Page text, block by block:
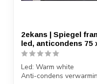
2ekans | Spiegel
led, anticondens 75
Led: Warm white
Anti-condens